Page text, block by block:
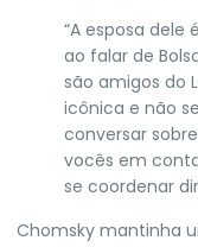
“A esposa
ao falar de
são amigos do
icônica e não
conversar
vocês em
se coordenar
Chomsky mantinha